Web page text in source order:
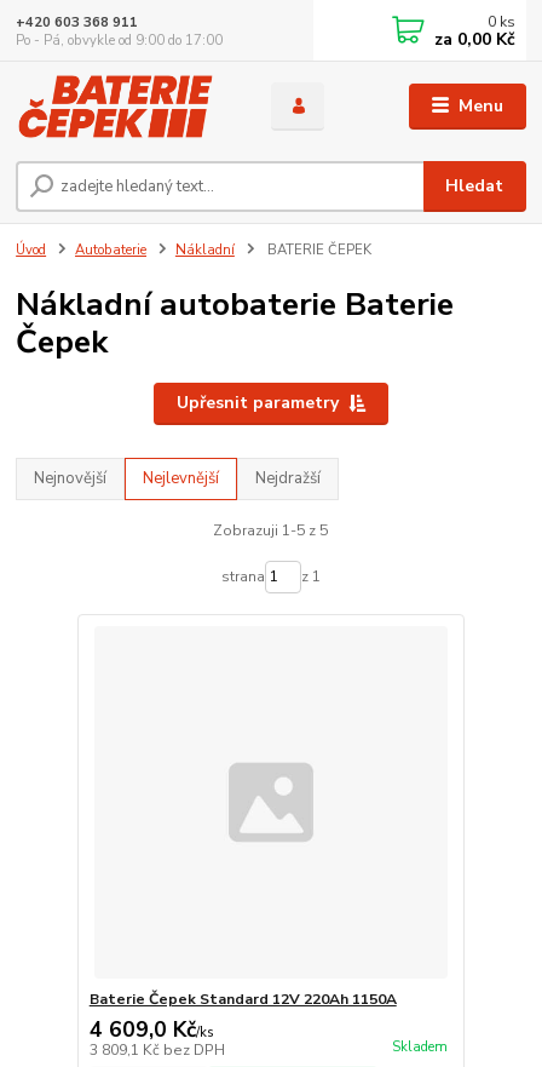
Menu
Hledat
+420 603 368 911
Po - Pá, obvykle od 9:00 do 17:00
0 ks
za 0,00 Kč
Úvod Autobaterie Nákladní BATERIE ČEPEK
Nákladní autobaterie Baterie
Čepek
Upřesnit parametry
Nejnovější Nejlevnější Nejdražší
Zobrazuji 1-5 z 5
strana z 1
Baterie Čepek Standard 12V 220Ah 1150A
4 609,0 Kč/ks
3 809,1 Kč bez DPH Skladem